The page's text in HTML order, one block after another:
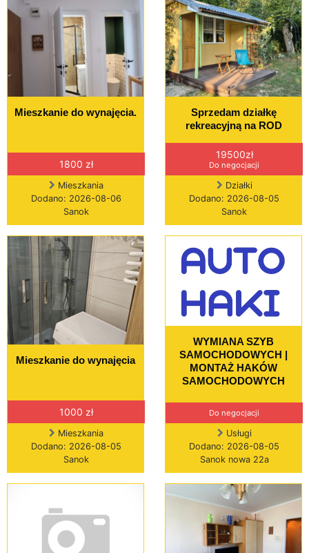
Mieszkanie do wynajęcia.
1800 zł
Mieszkania
Dodano: 2026-08-06
Sanok
Sprzedam działkę
rekreacyjną na ROD
19500zł
Do negocjacji
Działki
Dodano: 2026-08-05
Sanok
Mieszkanie do wynajęcia
1000 zł
Mieszkania
Dodano: 2026-08-05
Sanok
WYMIANA SZYB
SAMOCHODOWYCH |
MONTAŻ HAKÓW
SAMOCHODOWYCH
Do negocjacji
Usługi
Dodano: 2026-08-05
Sanok nowa 22a